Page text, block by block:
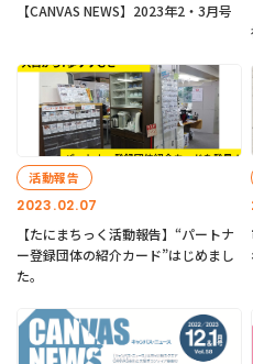
【CANVAS NEWS】2023年2・3月号
2023.02.07
活動報告
【たにまちっく活動報告】“パートナ
ー登録団体の紹介カード”はじめまし
た。